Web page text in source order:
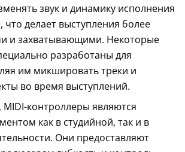
звук и динамику исполнения
что делает выступления более
и захватывающими. Некоторые
разработаны для
им микшировать треки и
во время выступлений.
контроллеры являются
как в студийной, так и в
Они предоставляют